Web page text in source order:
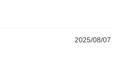
2025/08/07